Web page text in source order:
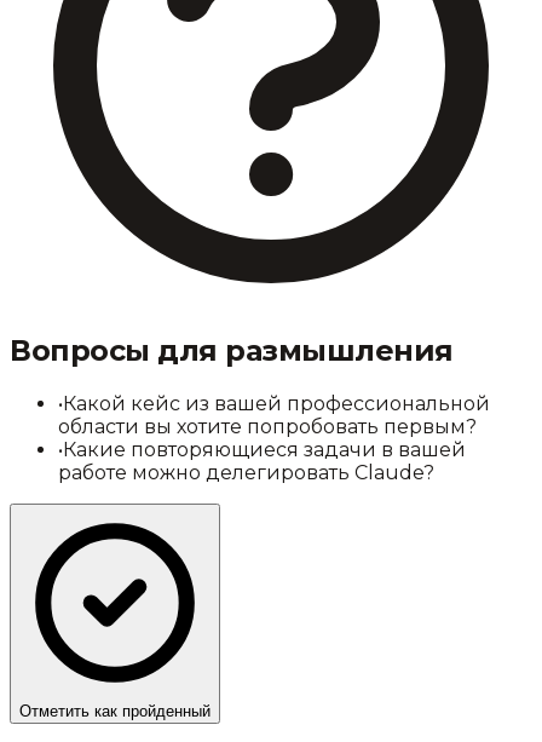
Вопросы для размышления
•Какой кейс из вашей профессиональной
области вы хотите попробовать первым?
•Какие повторяющиеся задачи в вашей
работе можно делегировать Claude?
Отметить как пройденный